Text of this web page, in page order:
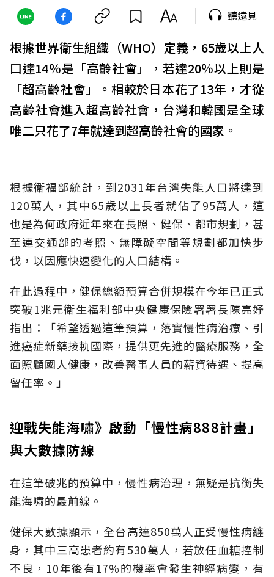
聽遠見
根據世界衛生組織（WHO）定義，65歲以上人
口達14％是「高齡社會」，若達20％以上則是
「超高齡社會」。相較於日本花了13年，才從
高齡社會進入超高齡社會，台灣和韓國是全球
唯二只花了7年就達到超高齡社會的國家。
根據衛福部統計，到2031年台灣失能人口將達到
120萬人，其中65歲以上長者就佔了95萬人，這
也是為何政府近年來在長照、健保、都市規劃，甚
至連交通部的考照、無障礙空間等規劃都加快步
伐，以因應快速變化的人口結構。
在此過程中，健保總額預算合併規模在今年已正式
突破1兆元衛生福利部中央健康保險署署長陳亮妤
指出：「希望透過這筆預算，落實慢性病治療、引
進癌症新藥接軌國際，提供更先進的醫療服務，全
面照顧國人健康，改善醫事人員的薪資待遇、提高
留任率。」
迎戰失能海嘯》啟動「慢性病888計畫」
與大數據防線
在這筆破兆的預算中，慢性病治理，無疑是抗衡失
能海嘯的最前線。
健保大數據顯示，全台高達850萬人正受慢性病纏
身，其中三高患者約有530萬人，若放任血糖控制
不良，10年後有17%的機率會發生神經病變，有